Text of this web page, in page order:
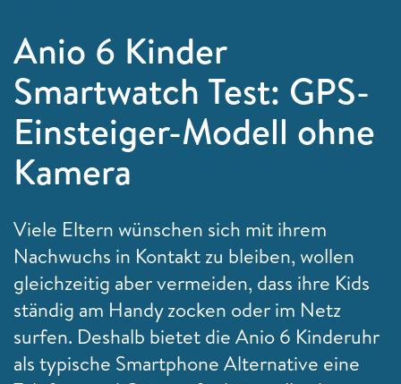
Anio 6 Kinder
Smartwatch Test: GPS-
Einsteiger-Modell ohne
Kamera
Viele Eltern wünschen sich mit ihrem
Nachwuchs in Kontakt zu bleiben, wollen
gleichzeitig aber vermeiden, dass ihre Kids
ständig am Handy zocken oder im Netz
surfen. Deshalb bietet die Anio 6 Kinderuhr
als typische Smartphone Alternative eine